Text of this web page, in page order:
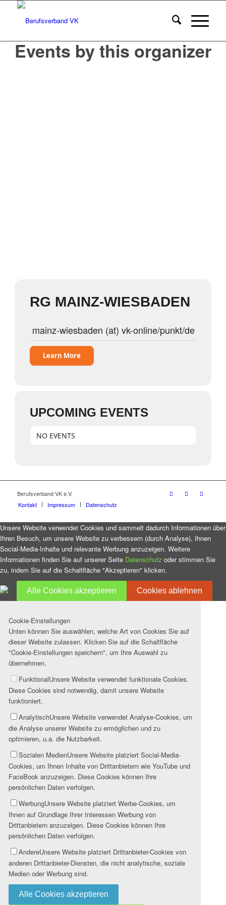
Events by this organizer
RG MAINZ-WIESBADEN
mainz-wiesbaden (at) vk-online/punkt/de
Learn More
UPCOMING EVENTS
NO EVENTS
Berufsverband VK e.V.
Kontakt
Impressum Datenschutz
Unsere Website verwendet Cookies und sammelt dadurch Informationen über
Ihren Besuch, um unsere Website zu verbessern (durch Analyse), Ihnen
Social-Media-Inhalte und relevante Werbung anzuzeigen. Weitere
Informationen finden Sie auf unserer Seite Datenschutz oder stimmen Sie
zu, indem Sie auf die Schaltfläche "Akzeptieren" klicken.
Alle Cookies akzeptieren Cookies ablehnen
Cookie-Einstellungen
Unten können Sie auswählen, welche Art von Cookies Sie auf
dieser Website zulassen. Klicken Sie auf die Schaltfläche
"Cookie-Einstellungen speichern", um Ihre Auswahl zu
übernehmen.
FunktionalUnsere Website verwendet funktionale Cookies.
Diese Cookies sind notwendig, damit unsere Website
funktioniert.
AnalytischUnsere Website verwendet Analyse-Cookies, um
die Analyse unserer Website zu ermöglichen und zu
optimieren, u.a. die Nutzbarkeit.
Sozialen MedienUnsere Website platziert Social-Media-
Cookies, um Ihnen Inhalte von Drittanbietern wie YouTube und
FaceBook anzuzeigen. Diese Cookies können Ihre
persönlichen Daten verfolgen.
WerbungUnsere Website platziert Werbe-Cookies, um
Ihnen auf Grundlage Ihrer Interessen Werbung von
Drittanbietern anzuzeigen. Diese Cookies können Ihre
persönlichen Daten verfolgen.
AndereUnsere Website platziert Drittanbieter-Cookies von
anderen Drittanbieter-Diensten, die nicht analytische, soziale
Medien oder Werbung sind.
Alle Cookies akzeptieren